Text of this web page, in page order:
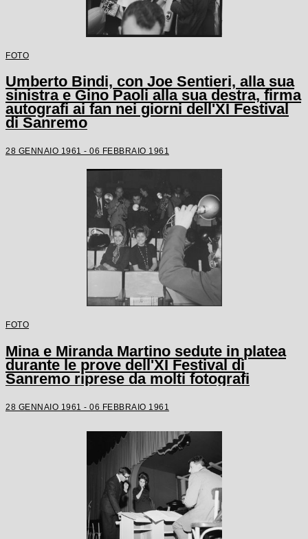
FOTO
Umberto Bindi, con Joe Sentieri, alla sua
sinistra e Gino Paoli alla sua destra, firma
autografi ai fan nei giorni dell'XI Festival
di Sanremo
28 GENNAIO 1961 - 06 FEBBRAIO 1961
FOTO
Mina e Miranda Martino sedute in platea
durante le prove dell'XI Festival di
Sanremo riprese da molti fotografi
28 GENNAIO 1961 - 06 FEBBRAIO 1961